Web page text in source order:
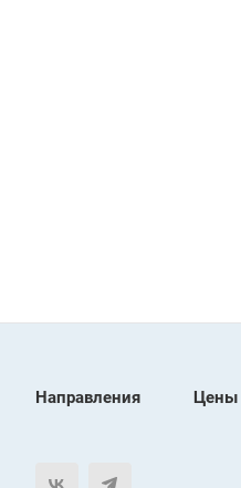
Направления Цены